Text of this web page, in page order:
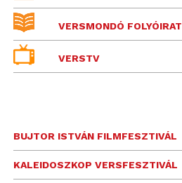
VERSMONDÓ FOLYÓIRAT
VERSTV
BUJTOR ISTVÁN FILMFESZTIVÁL
KALEIDOSZKOP VERSFESZTIVÁL